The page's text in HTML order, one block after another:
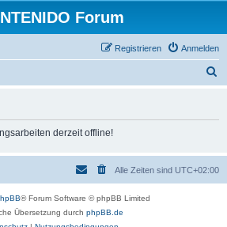
Forum
Anmelden
Registrieren
derzeit offline!
Alle Zeiten sind UTC+02:00
® Forum Software © phpBB Limited
Übersetzung durch phpBB.de